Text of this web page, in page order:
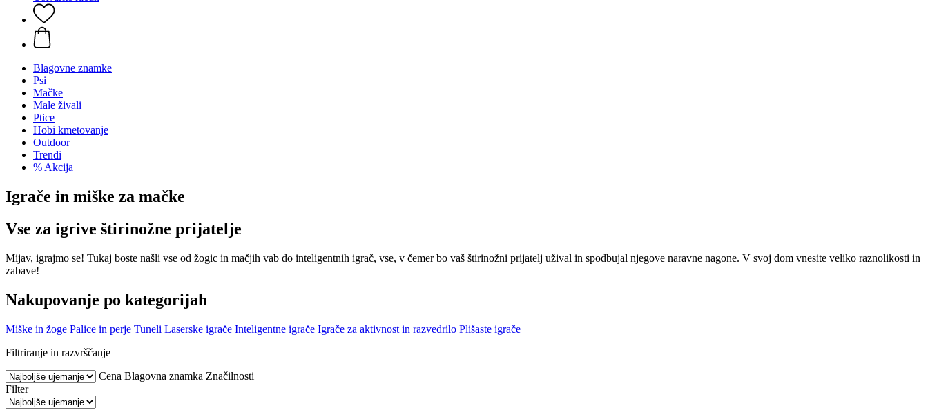
Blagovne znamke
Psi
Mačke
Male živali
Ptice
Hobi kmetovanje
Outdoor
Trendi
% Akcija
Igrače in miške za mačke
Vse za igrive štirinožne prijatelje
Mijav, igrajmo se! Tukaj boste našli vse od žogic in mačjih vab do inteligentnih igrač, vse, v čemer bo vaš štirinožni prijatelj užival in spodbujal njegove naravne nagone. V svoj dom vnesite veliko raznolikosti in
zabave!
Nakupovanje po kategorijah
Miške in žoge Palice in perje Tuneli Laserske igrače Inteligentne igrače Igrače za aktivnost in razvedrilo Plišaste igrače
Filtriranje in razvrščanje
Cena Blagovna znamka Značilnosti
Filter